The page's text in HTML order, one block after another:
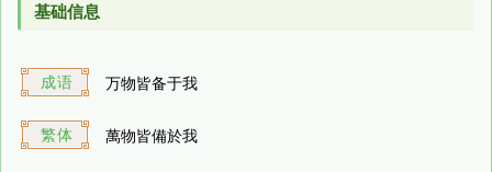
基础信息
成语 万物皆备于我
繁体 萬物皆備於我